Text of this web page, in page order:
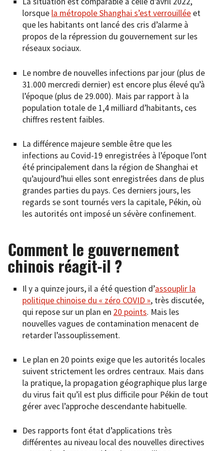
lorsque la métropole Shanghai s’est verrouillée et
que les habitants ont lancé des cris d’alarme à
propos de la répression du gouvernement sur les
réseaux sociaux.
Le nombre de nouvelles infections par jour (plus de
31.000 mercredi dernier) est encore plus élevé qu’à
l’époque (plus de 29.000). Mais par rapport à la
population totale de 1,4 milliard d’habitants, ces
chiffres restent faibles.
La différence majeure semble être que les
infections au Covid-19 enregistrées à l’époque l’ont
été principalement dans la région de Shanghai et
qu’aujourd’hui elles sont enregistrées dans de plus
grandes parties du pays. Ces derniers jours, les
regards se sont tournés vers la capitale, Pékin, où
les autorités ont imposé un sévère confinement.
Comment le gouvernement
chinois réagit-il ?
Il y a quinze jours, il a été question d’assouplir la
politique chinoise du « zéro COVID », très discutée,
qui repose sur un plan en 20 points. Mais les
nouvelles vagues de contamination menacent de
retarder l’assouplissement.
Le plan en 20 points exige que les autorités locales
suivent strictement les ordres centraux. Mais dans
la pratique, la propagation géographique plus large
du virus fait qu’il est plus difficile pour Pékin de tout
gérer avec l’approche descendante habituelle.
Des rapports font état d’applications très
différentes au niveau local des nouvelles directives